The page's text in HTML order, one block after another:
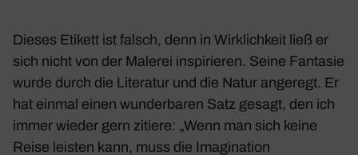
Dieses Etikett ist falsch, denn in Wirk­lich­keit ließ er
sich nicht von der Malerei inspi­rieren. Seine Fantasie
wurde durch die Lite­ratur und die Natur ange­regt. Er
hat einmal einen wunder­baren Satz gesagt, den ich
immer wieder gern zitiere: „Wenn man sich keine
Reise leisten kann, muss die Imagi­na­tion